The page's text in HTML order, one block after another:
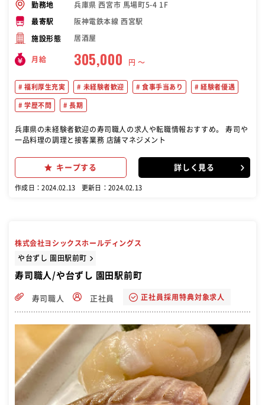
勤務地 兵庫県 西宮市 馬場町5-4 1F
最寄駅 阪神電鉄本線 西宮駅
施設形態 居酒屋
月給 305,000 円 〜
福利厚生充実 未経験者歓迎 食事手当あり 経験者優遇
学歴不問 長期
兵庫県の未経験者歓迎の寿司職人の求人や転職情報おすすめ。 寿司や
一品料理の調理と接客業務 店舗マネジメント
キープする 詳しく見る
作成日：2024.02.13 更新日：2024.02.13
株式会社ヨシックスホールディングス
や台ずし 園田駅前町
寿司職人/や台ずし 園田駅前町
寿司職人 正社員 正社員採用特典対象求人